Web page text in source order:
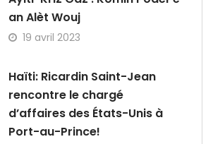
an Alèt Wouj
19 avril 2023
Haïti: Ricardin Saint-Jean
rencontre le chargé
d’affaires des États-Unis à
Port-au-Prince!